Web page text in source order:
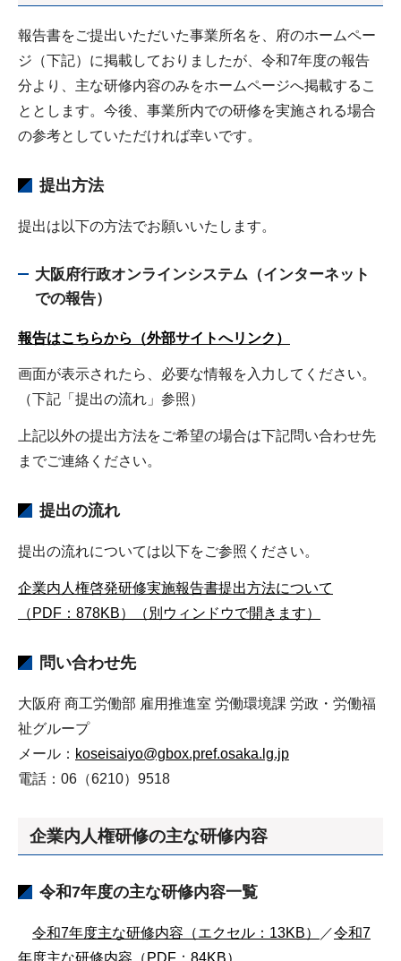
報告書をご提出いただいた事業所名を、府のホームペー
ジ（下記）に掲載しておりましたが、令和7年度の報告
分より、主な研修内容のみをホームページへ掲載するこ
ととします。今後、事業所内での研修を実施される場合
の参考としていただければ幸いです。
提出方法
提出は以下の方法でお願いいたします。
大阪府行政オンラインシステム（インターネット
での報告）
報告はこちらから（外部サイトへリンク）
画面が表示されたら、必要な情報を入力してください。
（下記「提出の流れ」参照）
上記以外の提出方法をご希望の場合は下記問い合わせ先
までご連絡ください。
提出の流れ
提出の流れについては以下をご参照ください。
企業内人権啓発研修実施報告書提出方法について
（PDF：878KB）（別ウィンドウで開きます）
問い合わせ先
大阪府 商工労働部 雇用推進室 労働環境課 労政・労働福
祉グループ
メール： koseisaiyo@gbox.pref.osaka.lg.jp
電話：06（6210）9518
企業内人権研修の主な研修内容
令和7年度の主な研修内容一覧
令和7年度主な研修内容（エクセル：13KB） ／令和7
年度主な研修内容（PDF：84KB）